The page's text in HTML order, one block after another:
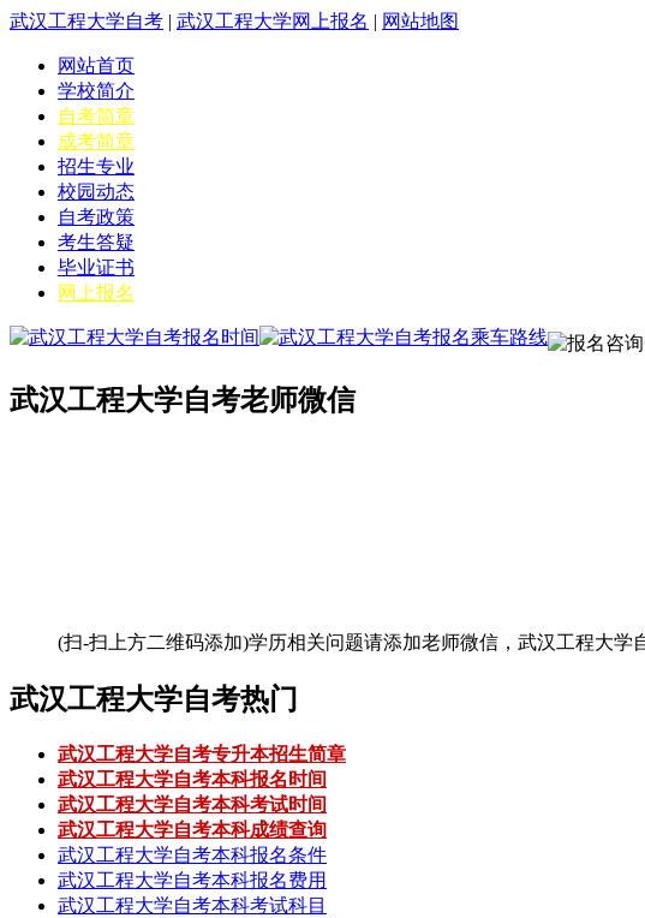
武汉工程大学自考 | 武汉工程大学网上报名 | 网站地图
网站首页
学校简介
自考简章
成考简章
招生专业
校园动态
自考政策
考生答疑
毕业证书
网上报名
武汉工程大学自考老师微信
(扫-扫上方二维码添加)学历相关问题请添加老师微信，武汉工程大学
武汉工程大学自考热门
武汉工程大学自考专升本招生简章
武汉工程大学自考本科报名时间
武汉工程大学自考本科考试时间
武汉工程大学自考本科成绩查询
武汉工程大学自考本科报名条件
武汉工程大学自考本科报名费用
武汉工程大学自考本科考试科目